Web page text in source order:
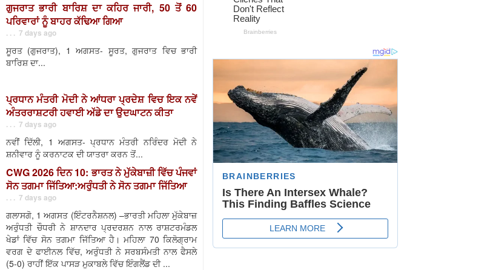
ਗੁਜਰਾਤ ਭਾਰੀ ਬਾਰਿਸ਼ ਦਾ ਕਹਿਰ ਜਾਰੀ, 50 ਤੋਂ 60
ਪਰਿਵਾਰਾਂ ਨੂੰ ਬਾਹਰ ਕੱਢਿਆ ਗਿਆ
. . . 7 days ago
ਸੂਰਤ (ਗੁਜਰਾਤ), 1 ਅਗਸਤ- ਸੂਰਤ, ਗੁਜਰਾਤ ਵਿਚ ਭਾਰੀ
ਬਾਰਿਸ਼ ਦਾ...
ਪ੍ਰਧਾਨ ਮੰਤਰੀ ਮੋਦੀ ਨੇ ਆਂਧਰਾ ਪ੍ਰਦੇਸ਼ ਵਿਚ ਇਕ ਨਵੇਂ
ਅੰਤਰਰਾਸ਼ਟਰੀ ਹਵਾਈ ਅੱਡੇ ਦਾ ਉਦਘਾਟਨ ਕੀਤਾ
. . . 7 days ago
ਨਵੀਂ ਦਿੱਲੀ, 1 ਅਗਸਤ- ਪ੍ਰਧਾਨ ਮੰਤਰੀ ਨਰਿੰਦਰ ਮੋਦੀ ਨੇ
ਸ਼ਨੀਵਾਰ ਨੂੰ ਕਰਨਾਟਕ ਦੀ ਯਾਤਰਾ ਕਰਨ ਤੋਂ...
CWG 2026 ਦਿਨ 10: ਭਾਰਤ ਨੇ ਮੁੱਕੇਬਾਜ਼ੀ ਵਿੱਚ ਪੰਜਵਾਂ
ਸੋਨ ਤਗਮਾ ਜਿੱਤਿਆ:ਅਰੁੰਧਤੀ ਨੇ ਸੋਨ ਤਗਮਾ ਜਿੱਤਿਆ
. . . 7 days ago
ਗਲਾਸਗੋ, 1 ਅਗਸਤ (ਇੰਟਰਨੈਸ਼ਨਲ) –ਭਾਰਤੀ ਮਹਿਲਾ ਮੁੱਕੇਬਾਜ਼
ਅਰੁੰਧਤੀ ਚੌਧਰੀ ਨੇ ਸ਼ਾਨਦਾਰ ਪ੍ਰਦਰਸ਼ਨ ਨਾਲ ਰਾਸ਼ਟਰਮੰਡਲ
ਖੇਡਾਂ ਵਿੱਚ ਸੋਨ ਤਗਮਾ ਜਿੱਤਿਆ ਹੈ। ਮਹਿਲਾ 70 ਕਿਲੋਗ੍ਰਾਮ
ਵਰਗ ਦੇ ਫਾਈਨਲ ਵਿੱਚ, ਅਰੁੰਧਤੀ ਨੇ ਸਰਬਸੰਮਤੀ ਨਾਲ ਫੈਸਲੇ
(5-0) ਰਾਹੀਂ ਇੱਕ ਪਾਸੜ ਮੁਕਾਬਲੇ ਵਿੱਚ ਇੰਗਲੈਂਡ ਦੀ ...